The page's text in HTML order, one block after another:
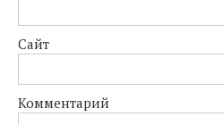
Сайт
Комментарий